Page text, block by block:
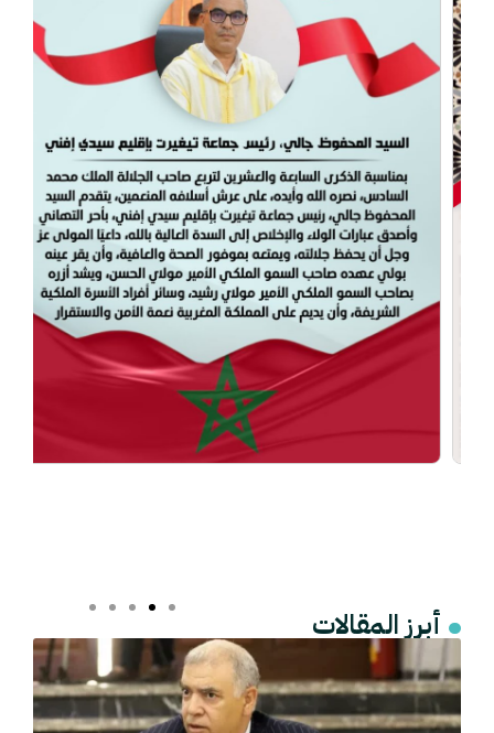
أبرز المقالات